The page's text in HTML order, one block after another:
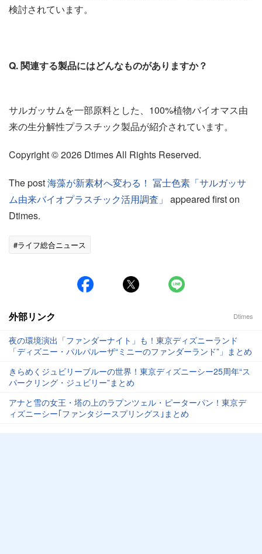
検討されています。
Q. 関連する製品にはどんなものがありますか？
サルガッサムを一部原料とした、100%植物バイオマス由
来の生分解性プラスチック製品が紹介されています。
Copyright © 2026 Dtimes All Rights Reserved.
The post海藻が新素材へ変わる！ 冨士色素「サルガッサ
ム由来バイオプラスチック活用調査」 appeared first on
Dtimes.
#ライフ総合ニュース
外部リンク Dtimes
夜の環境演出「ファンダーナイト」も！東京ディズニーランド
「ディズニー・パルパルーザ“ミニーのファンダーランド”」まとめ
きらめくジュビリーブルーの世界！東京ディズニーシー25周年“ス
パークリング・ジュビリー”まとめ
アナと雪の女王・塔の上のラプンツェル・ピーターパン！東京デ
ィズニーシー｢ファンタジースプリングス｣まとめ